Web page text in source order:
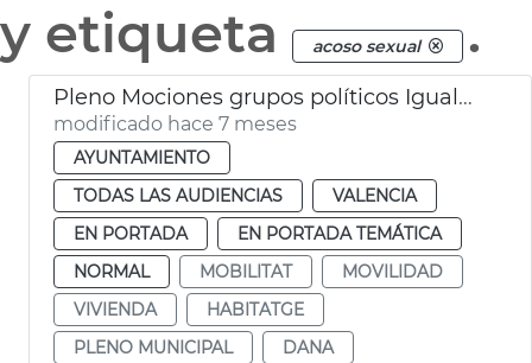
y etiqueta acoso sexual .
Pleno Mociones grupos políticos Igualdad Movilidad
modificado hace 7 meses
AYUNTAMIENTO
TODAS LAS AUDIENCIAS
VALENCIA
EN PORTADA
EN PORTADA TEMÁTICA
NORMAL
MOBILITAT
MOVILIDAD
VIVIENDA
HABITATGE
PLENO MUNICIPAL
DANA